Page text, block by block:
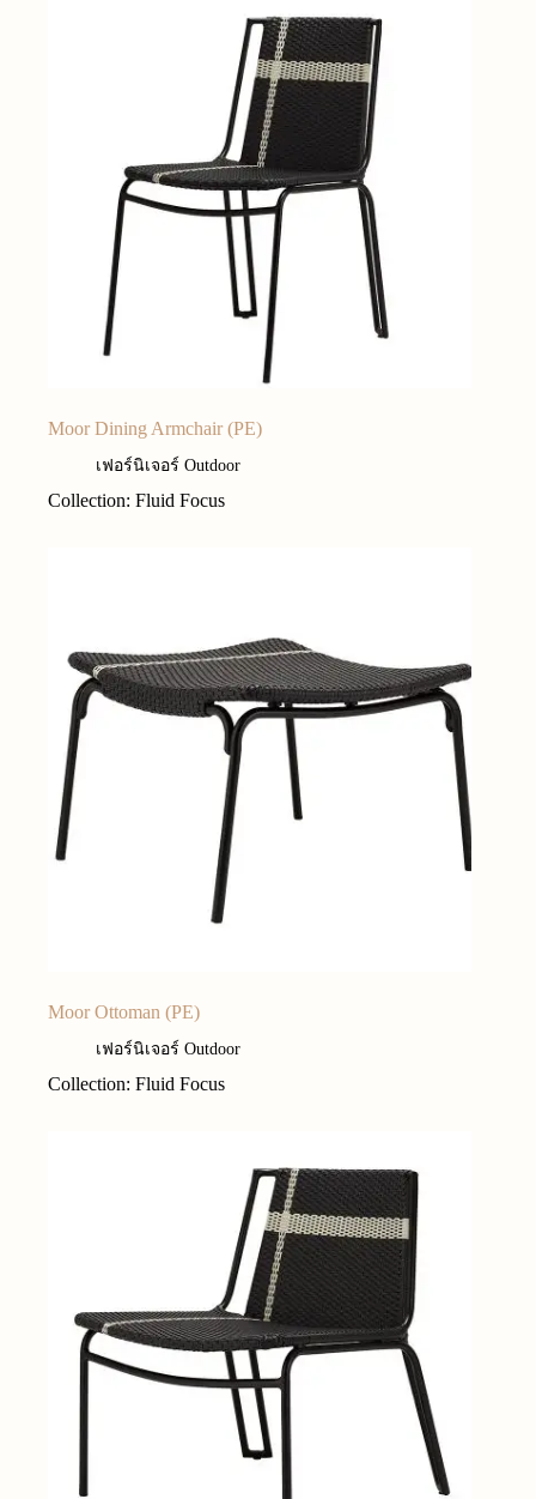
Moor Dining Armchair (PE)
เฟอร์นิเจอร์ Outdoor
Collection: Fluid Focus
Moor Ottoman (PE)
เฟอร์นิเจอร์ Outdoor
Collection: Fluid Focus